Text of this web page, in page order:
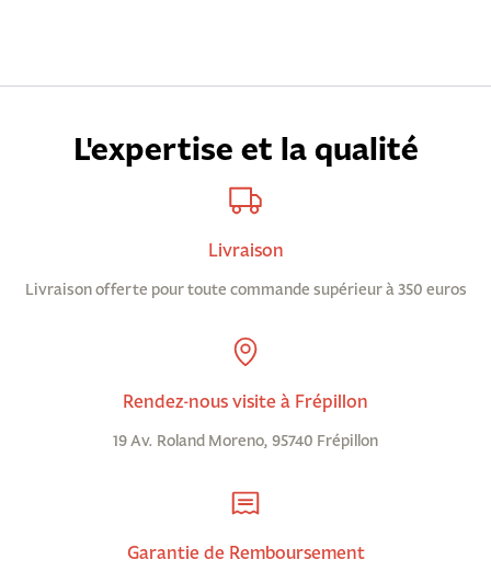
L'expertise et la qualité
Livraison
Livraison offerte pour toute commande supérieur à 350 euros
Rendez-nous visite à Frépillon
19 Av. Roland Moreno, 95740 Frépillon
Garantie de Remboursement